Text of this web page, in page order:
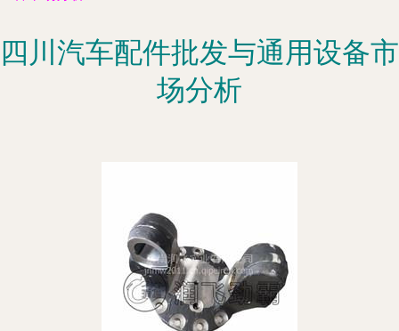
四川汽车配件批发与通用设备市
场分析